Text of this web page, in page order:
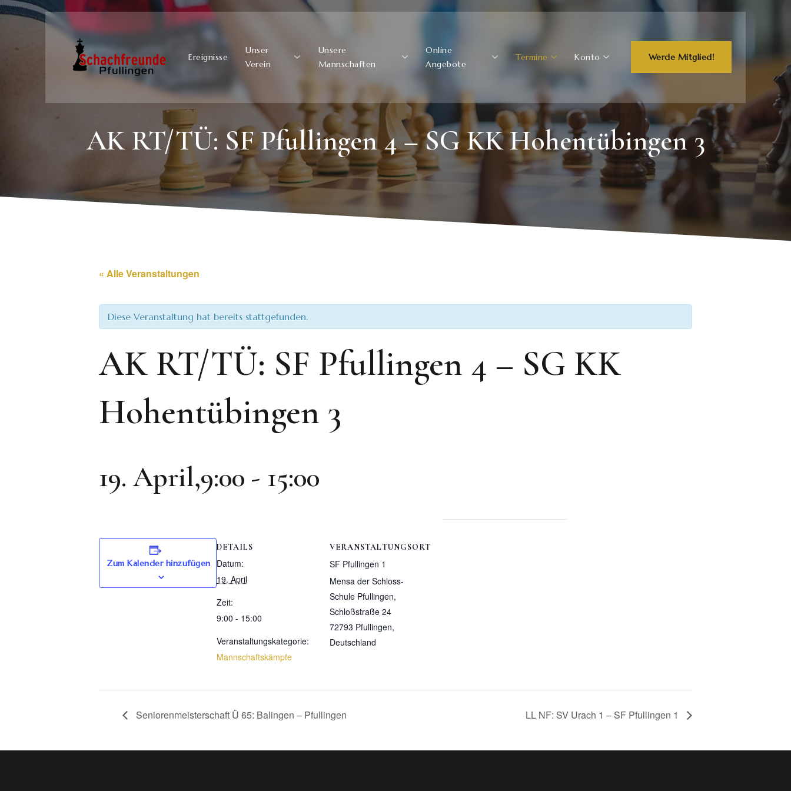
Ereignisse
Unser
Verein
Unsere
Mannschaften
Online
Angebote
Termine Konto Werde Mitglied!
AK RT/TÜ: SF Pfullingen 4 – SG KK Hohentübingen 3
« Alle Veranstaltungen
Diese Veranstaltung hat bereits stattgefunden.
AK RT/TÜ: SF Pfullingen 4 – SG KK
Hohentübingen 3
19. April,9:00 - 15:00
Zum Kalender hinzufügen
DETAILS
Datum:
19. April
Zeit:
9:00 - 15:00
Veranstaltungskategorie:
Mannschaftskämpfe
VERANSTALTUNGSORT
SF Pfullingen 1
Mensa der Schloss-
Schule Pfullingen,
Schloßstraße 24
72793 Pfullingen,
Deutschland
Seniorenmeisterschaft Ü 65: Balingen – Pfullingen LL NF: SV Urach 1 – SF Pfullingen 1